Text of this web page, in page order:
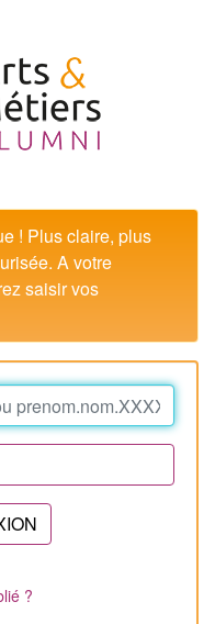
! Plus claire, plus
A votre
saisir vos
?